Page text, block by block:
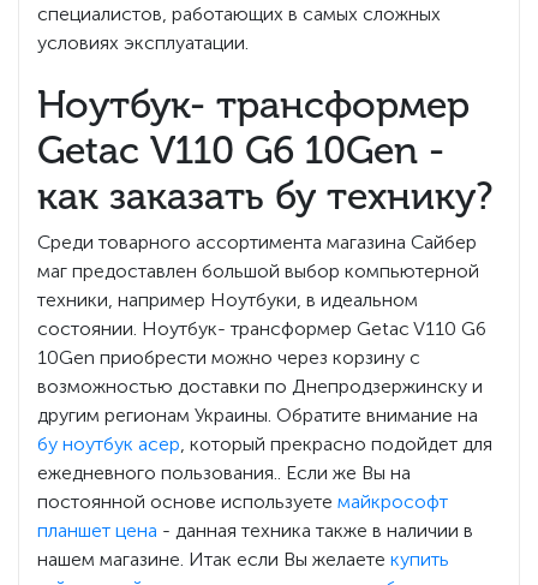
специалистов, работающих в самых сложных
условиях эксплуатации.
Ноутбук- трансформер
Getac V110 G6 10Gen -
как заказать бу технику?
Среди товарного ассортимента магазина Сайбер
маг предоставлен большой выбор компьютерной
техники, например Ноутбуки, в идеальном
состоянии. Ноутбук- трансформер Getac V110 G6
10Gen приобрести можно через корзину с
возможностью доставки по Днепродзержинску и
другим регионам Украины. Обратите внимание на
бу ноутбук асер , который прекрасно подойдет для
ежедневного пользования.. Если же Вы на
постоянной основе используете майкрософт
планшет цена - данная техника также в наличии в
нашем магазине. Итак если Вы желаете купить